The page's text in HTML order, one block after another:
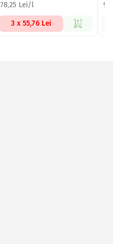
78,25 Lei/l
3 x 55,76 Lei